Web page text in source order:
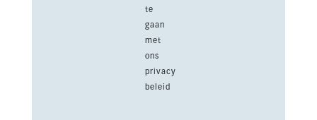
te
gaan
met
ons
privacy
beleid